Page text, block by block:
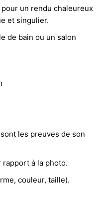
un rendu chaleureux
et singulier.
de bain ou un salon
les preuves de son
à la photo.
couleur, taille).